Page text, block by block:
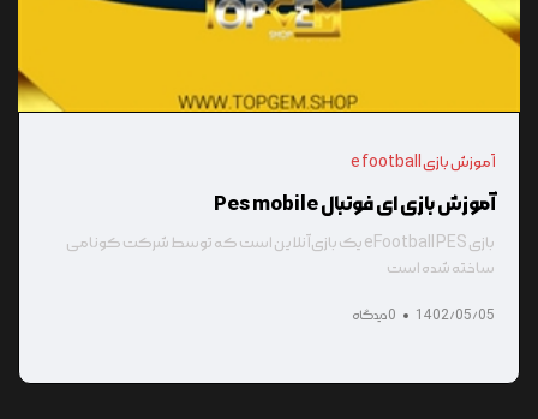
آموزش بازی e football
آموزش بازی ای فوتبال Pes mobile
بازی eFootball PES یک بازی آنلاین است که توسط شرکت کونامی
ساخته شده است
1402/05/05 0 دیدگاه